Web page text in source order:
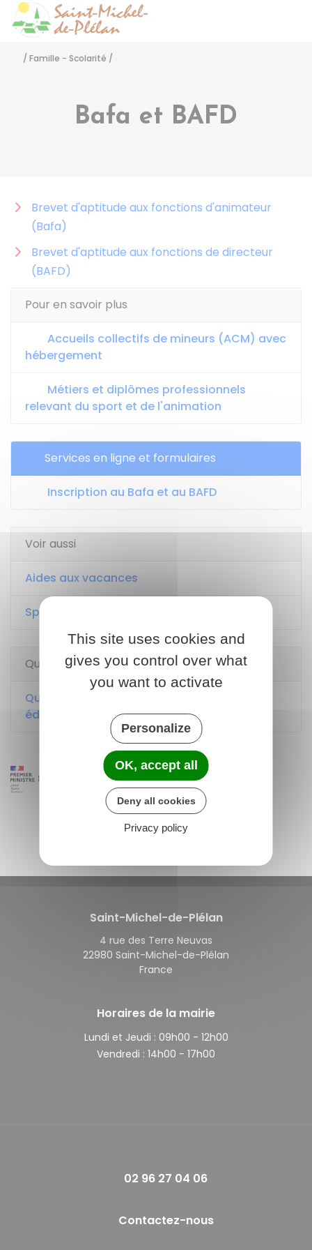
/ Famille - Scolarité /
Bafa et BAFD
Brevet d'aptitude aux fonctions d'animateur
(Bafa)
Brevet d'aptitude aux fonctions de directeur
(BAFD)
Pour en savoir plus
Accueils collectifs de mineurs (ACM) avec
hébergement
Métiers et diplômes professionnels
relevant du sport et de l'animation
Services en ligne et formulaires
Inscription au Bafa et au BAFD
Voir aussi
Aides aux vacances
Sport
Questions ? Réponses !
Qu'est-ce que le contrat d'engagement
éducatif ?
Saint-Michel-de-Plélan
4 rue des Terre Neuvas
22980 Saint-Michel-de-Plélan
France
Horaires de la mairie
Lundi et Jeudi : 09h00 - 12h00
Vendredi : 14h00 - 17h00
02 96 27 04 06
Contactez-nous
This site uses cookies and
gives you control over what
you want to activate
Personalize
OK, accept all
Deny all cookies
Privacy policy